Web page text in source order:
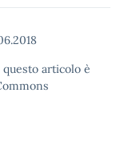
articolo è